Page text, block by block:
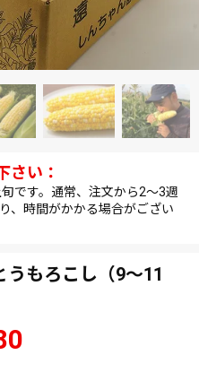
です。通常、注文から2～3週
、時間がかかる場合がござい
うもろこし（9～11